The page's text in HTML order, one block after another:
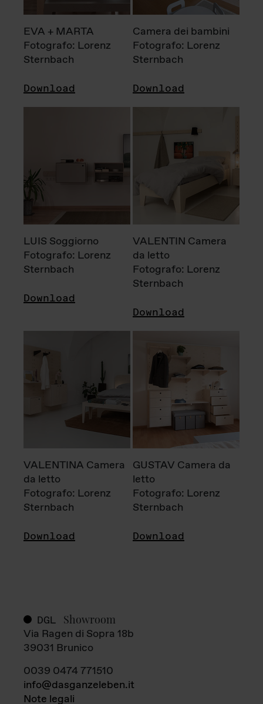
EVA + MARTA
Fotografo: Lorenz
Sternbach
Download
Camera dei bambini
Fotografo: Lorenz
Sternbach
Download
LUIS Soggiorno
Fotografo: Lorenz
Sternbach
Download
VALENTIN Camera
da letto
Fotografo: Lorenz
Sternbach
Download
VALENTINA Camera
da letto
Fotografo: Lorenz
Sternbach
Download
GUSTAV Camera da
letto
Fotografo: Lorenz
Sternbach
Download
DGL Showroom
Via Ragen di Sopra 18b
39031 Brunico
0039 0474 771510
info@dasganzeleben.it
Note legali